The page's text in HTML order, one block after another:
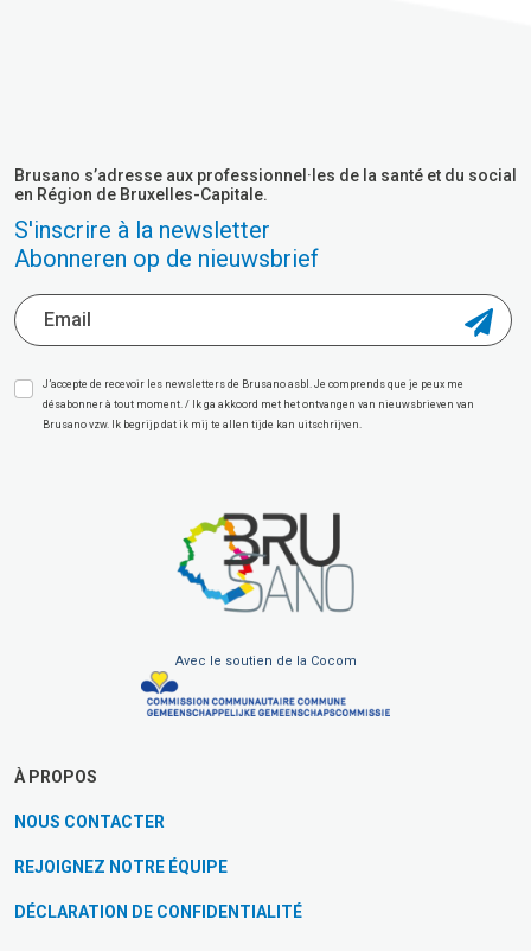
Brusano s’adresse aux professionnel·les de la santé et du social
en Région de Bruxelles-Capitale.
S'inscrire à la newsletter
Abonneren op de nieuwsbrief
J’accepte de recevoir les newsletters de Brusano asbl. Je comprends que je peux me
désabonner à tout moment. / Ik ga akkoord met het ontvangen van nieuwsbrieven van
Brusano vzw. Ik begrijp dat ik mij te allen tijde kan uitschrijven.
Avec le soutien de la Cocom
À PROPOS
NOUS CONTACTER
REJOIGNEZ NOTRE ÉQUIPE
DÉCLARATION DE CONFIDENTIALITÉ